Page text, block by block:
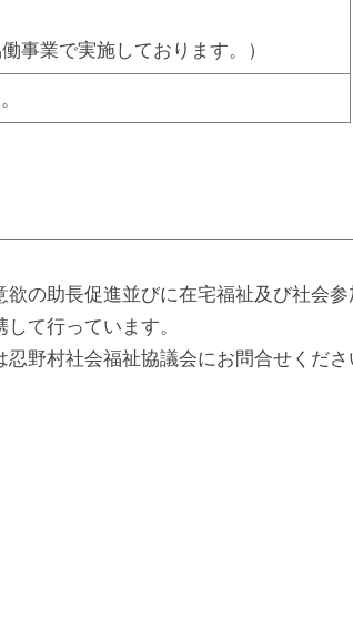
事業で実施しております。）
の助長促進並びに在宅福祉及び社会
て行っています。
野村社会福祉協議会にお問合せくださ